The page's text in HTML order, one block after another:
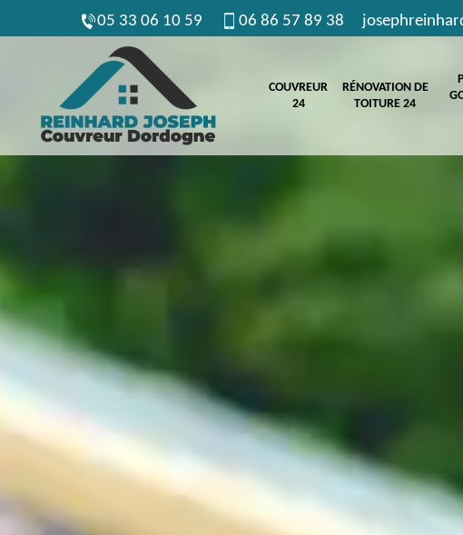
05 33 06 10 59 06 86 57 89 38
COUVREUR
24
RÉNOVATION DE
TOITURE 24